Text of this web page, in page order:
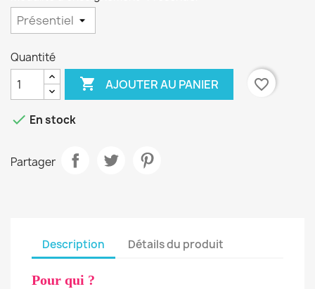
Quantité
 AJOUTER AU PANIER favorite_border
 En stock
Partager
Description Détails du produit
Pour qui ?